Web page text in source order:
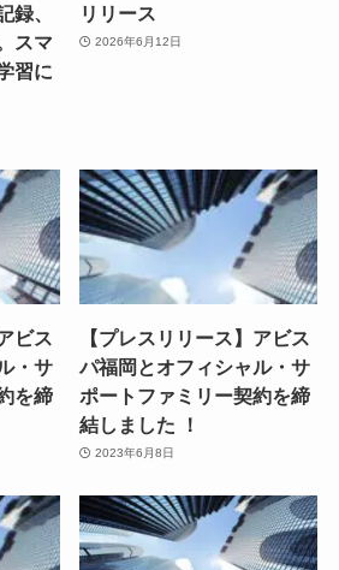
録、
スマ
習に
リリース
2026年6月12日
ビス
・サ
を締
【プレスリリース】アビス
パ福岡とオフィシャル・サ
ポートファミリー契約を締
結しました ！
2023年6月8日